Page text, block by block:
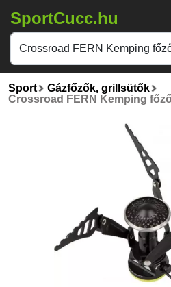
SportCucc.hu
Sport
Gázfőzők, grillsütők
Crossroad FERN Kemping